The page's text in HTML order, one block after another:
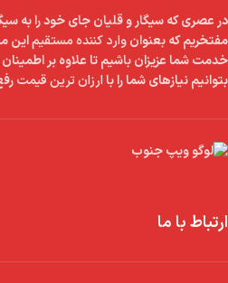
در عصری که سیگار و قلیان جای خود را به
مفتخریم که بعنوانوارد کننده مستقیماین
خدمت شما عزیزان باشیم تا علاوه بر
بتوانیم نیازهای شما را باارزان ترین قیمت
ارتباط با ما